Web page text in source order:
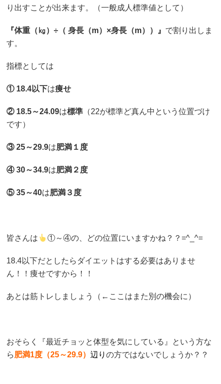
り出すことが出来ます。（一般成人標準値として）
『体重（㎏）÷（ 身長（m）×身長（m））』 で割り出しま
す。
指標としては
① 18.4以下は痩せ
② 18.5～24.09は標準 （22が標準ど真ん中という位置づけ
です）
③ 25～29.9は肥満１度
④ 30～34.9は肥満２度
⑤ 35～40は肥満３度
皆さんは ①～④の、どの位置にいますかね？？=^_^=
18.4以下だとしたらダイエットはする必要はありませ
ん！！痩せですから！！
あとは筋トレしましょう（←ここはまた別の機会に）
おそらく『最近チョッと体型を気にしている』という方な
ら肥満1度（25～29.9）辺りの方ではないでしょうか？？